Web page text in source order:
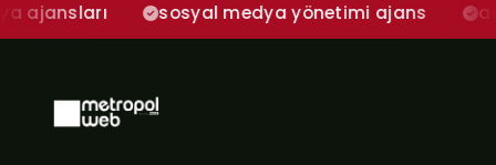
sosyal medya yönetimi ajans adana